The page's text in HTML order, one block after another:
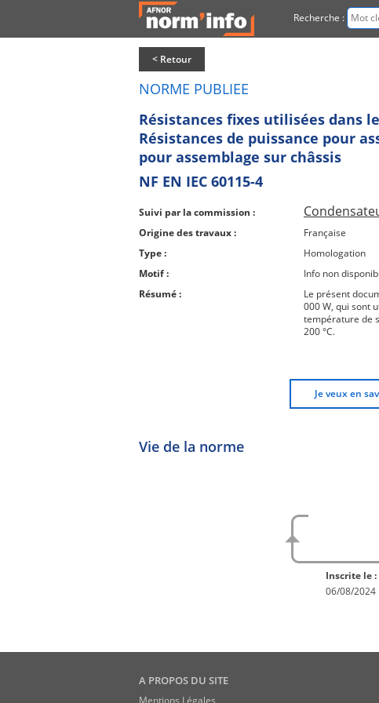
Recherche :
< Retour
NORME PUBLIEE
Résistances fixes utilisées dans
Résistances de puissance pour
pour assemblage sur châssis
NF EN IEC 60115-4
Suivi par la commission :
Origine des travaux :
Française
Type :
Homologation
Motif :
Info non
Résumé :
Le présent
000 W, qui sont
température de
200 °C.
Je veux en
Vie de la norme
Inscrite le :
06/08/2024
A PROPOS DU SITE
Mentions Légales